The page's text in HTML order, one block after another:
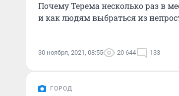
Почему Терема несколько раз в
и как людям выбраться из
30 ноября, 2021, 08:55 20 644 133
ГОРОД